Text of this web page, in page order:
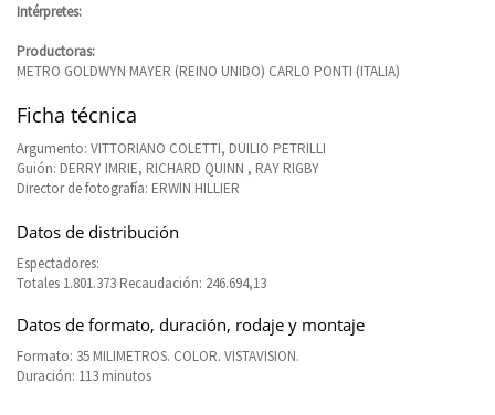
Intérpretes:
Productoras:
METRO GOLDWYN MAYER (REINO UNIDO) CARLO PONTI (ITALIA)
Ficha técnica
Argumento: VITTORIANO COLETTI, DUILIO PETRILLI
Guión: DERRY IMRIE, RICHARD QUINN , RAY RIGBY
Director de fotografía: ERWIN HILLIER
Datos de distribución
Espectadores:
Totales 1.801.373 Recaudación: 246.694,13
Datos de formato, duración, rodaje y montaje
Formato: 35 MILIMETROS. COLOR. VISTAVISION.
Duración: 113 minutos